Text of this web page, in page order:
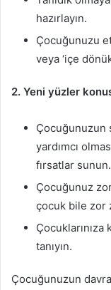
hazırlayın.
Çocuğunuzu
veya ‘içe
2. Yeni yüzler
yardımcı
fırsatlar sunun.
Çocuğunuz
çocuk bile zor
Çocuklarınıza
tanıyın.
Çocuğunuzun